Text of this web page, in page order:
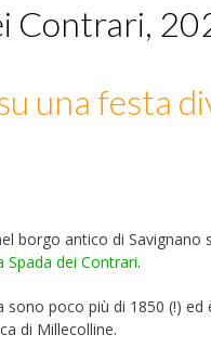
Contrari,
una festa
borgo antico di
Spada dei Contrari.
poco più di 1850 (!)
di Millecolline.